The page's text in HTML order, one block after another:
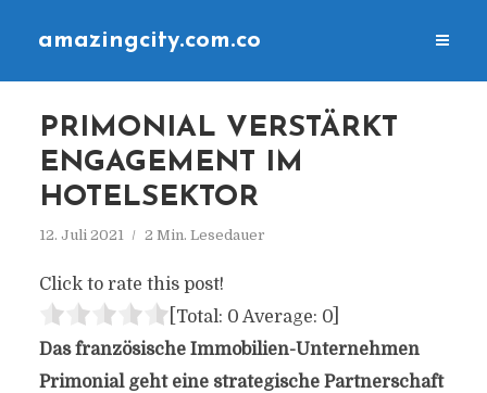
amazingcity.com.co
PRIMONIAL VERSTÄRKT
ENGAGEMENT IM
HOTELSEKTOR
12. Juli 2021 2 Min. Lesedauer
Click to rate this post!
[Total: 0 Average: 0]
Das französische Immobilien-Unternehmen
Primonial geht eine strategische Partnerschaft